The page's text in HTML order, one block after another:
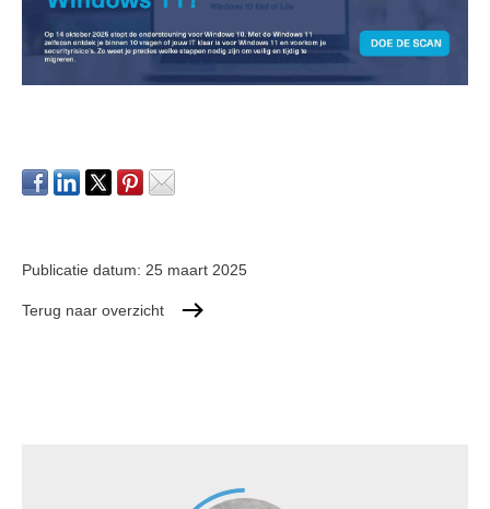
Publicatie datum: 25 maart 2025
Terug naar overzicht